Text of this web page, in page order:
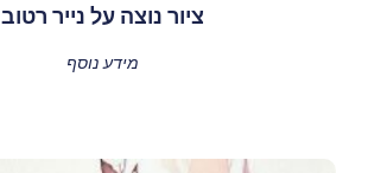
ציור נוצה על נייר רטוב
מידע נוסף